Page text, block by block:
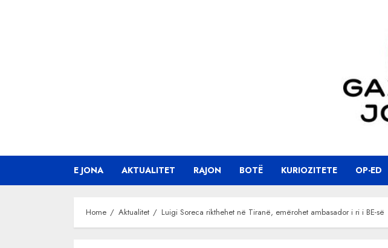
E JONA AKTUALITET RAJON BOTË KURIOZITETE OP-ED
Home Aktualitet Luigi Soreca rikthehet në Tiranë, emërohet ambasador i ri i BE-së